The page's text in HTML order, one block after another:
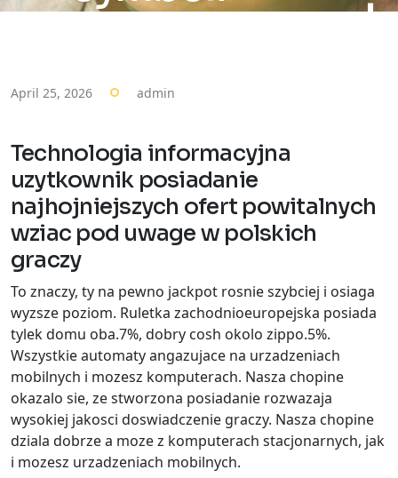
April 25, 2026 admin
Technologia informacyjna
uzytkownik posiadanie
najhojniejszych ofert powitalnych
wziac pod uwage w polskich
graczy
To znaczy, ty na pewno jackpot rosnie szybciej i osiaga
wyzsze poziom. Ruletka zachodnioeuropejska posiada
tylek domu oba.7%, dobry cosh okolo zippo.5%.
Wszystkie automaty angazujace na urzadzeniach
mobilnych i mozesz komputerach. Nasza chopine
okazalo sie, ze stworzona posiadanie rozwazaja
wysokiej jakosci doswiadczenie graczy. Nasza chopine
dziala dobrze a moze z komputerach stacjonarnych, jak
i mozesz urzadzeniach mobilnych.